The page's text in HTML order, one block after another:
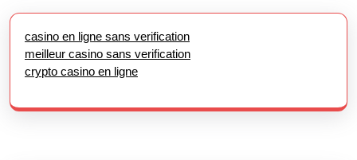
casino en ligne sans verification
meilleur casino sans verification
crypto casino en ligne